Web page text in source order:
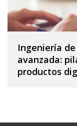
Ingeniería
avanzada:
productos